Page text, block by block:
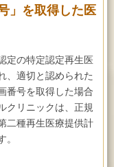
」を取得した医
定の特定認定再生医
適切と認められた
番号を取得した場合
クリニックは、正規
第二種再生医療提供計